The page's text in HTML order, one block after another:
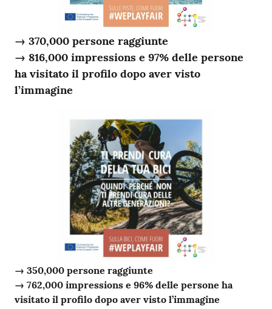
→ 370,000 persone raggiunte
→ 816,000 impressions e 97% delle persone
ha visitato il profilo dopo aver visto
l’immagine
→ 350,000 persone raggiunte
→ 762,000 impressions e 96% delle persone ha
visitato il profilo dopo aver visto l’immagine